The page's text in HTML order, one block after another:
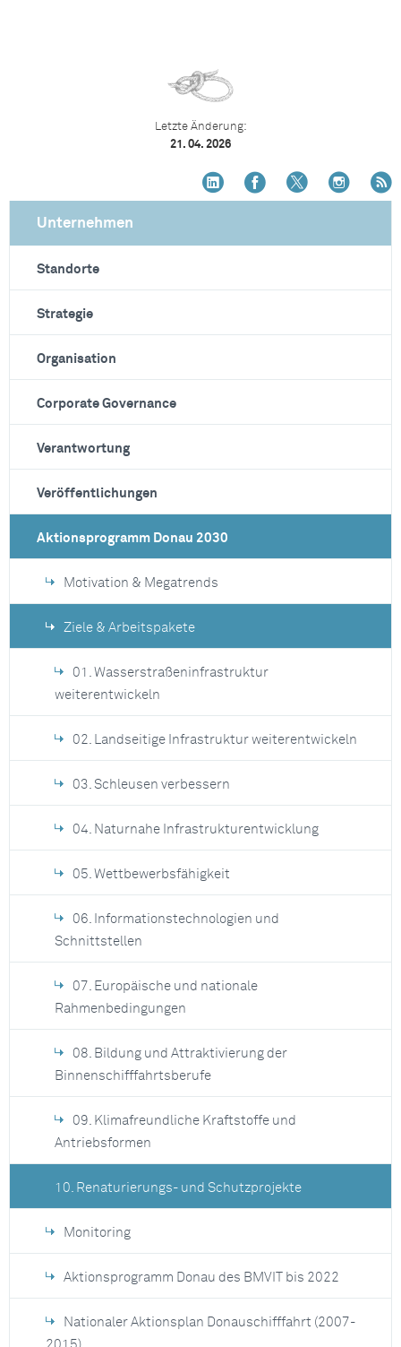
Letzte Änderung:
21. 04. 2026
Unternehmen
Standorte
Strategie
Organisation
Corporate Governance
Verantwortung
Veröffentlichungen
Aktionsprogramm Donau 2030
Motivation & Megatrends
Ziele & Arbeitspakete
01. Wasserstraßeninfrastruktur
weiterentwickeln
02. Landseitige Infrastruktur weiterentwickeln
03. Schleusen verbessern
04. Naturnahe Infrastrukturentwicklung
05. Wettbewerbsfähigkeit
06. Informationstechnologien und
Schnittstellen
07. Europäische und nationale
Rahmenbedingungen
08. Bildung und Attraktivierung der
Binnenschifffahrtsberufe
09. Klimafreundliche Kraftstoffe und
Antriebsformen
10. Renaturierungs- und Schutzprojekte
Monitoring
Aktionsprogramm Donau des BMVIT bis 2022
Nationaler Aktionsplan Donauschifffahrt (2007-